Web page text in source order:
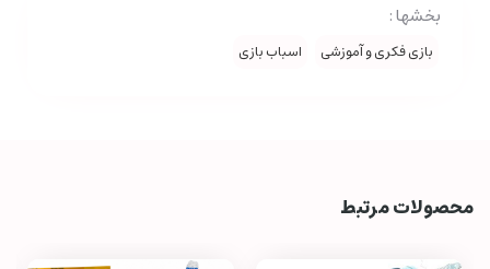
بخشها :
بازی فکری و آموزشی اسباب بازی
محصولات مرتبط